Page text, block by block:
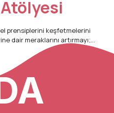
Atölyesi
prensiplerini keşfetmelerini
dair meraklarını artırmayı;
müfredatla planör yapımından
uzanan geniş bir yelpazede
bu serüvende; kanat
çalışmalarla